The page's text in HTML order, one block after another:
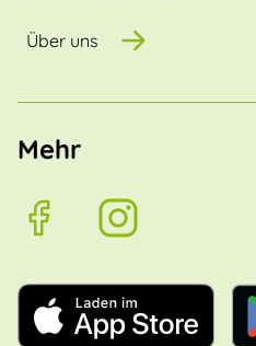
Über uns
Mehr